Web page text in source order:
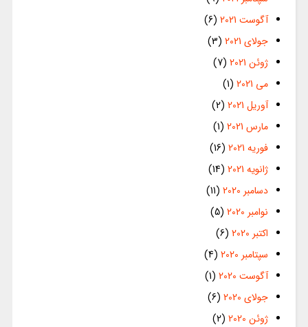
آگوست 2021
(6)
جولای 2021
(3)
ژوئن 2021
(7)
می 2021
(1)
آوریل 2021
(2)
مارس 2021
(1)
فوریه 2021
(16)
ژانویه 2021
(14)
دسامبر 2020
(11)
نوامبر 2020
(5)
اکتبر 2020
(6)
سپتامبر 2020
(4)
آگوست 2020
(1)
جولای 2020
(6)
ژوئن 2020
(2)